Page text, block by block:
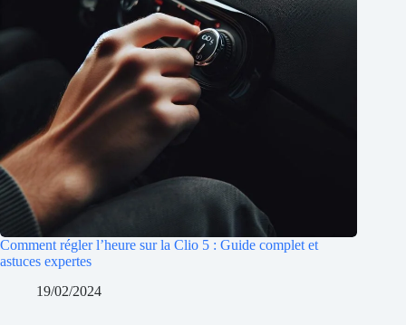
Comment régler l’heure sur la Clio 5 : Guide complet et
astuces expertes
19/02/2024